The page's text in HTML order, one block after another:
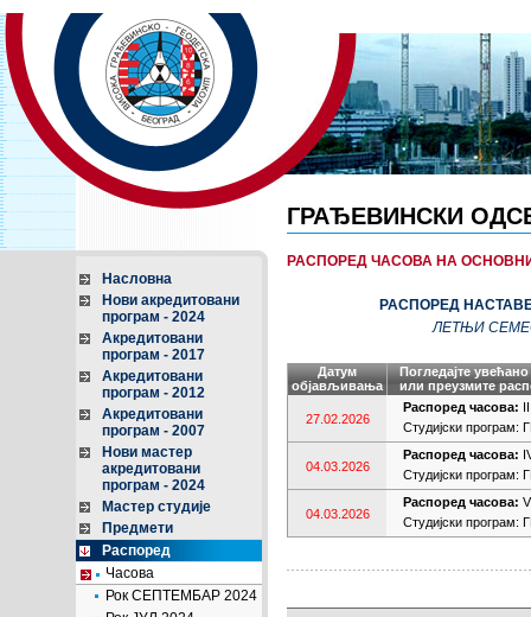
ГРАЂЕВИНСКИ
Насловна
Нови акредитовани
програм - 2024
Акредитовани
програм - 2017
Акредитовани
програм - 2012
Акредитовани
програм - 2007
Нови мастер
акредитовани
програм - 2024
Мастер студије
Предмети
Распоред
Часова
Рок СЕПТЕМБАР 2024
РАСПОРЕД ЧАСОВА НА
РАСПОРЕД
ЛЕТЊИ
Датум
објављивања
Погледајте
или преузмите
27.02.2026
Распоред часова: II
Студијски
04.03.2026
Распоред часова:
Студијски
04.03.2026
Распоред часова:
Студијски